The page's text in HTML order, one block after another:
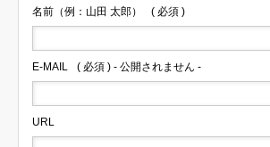
名前（例：山田 太郎） ( 必須 )
E-MAIL ( 必須 ) - 公開されません -
URL